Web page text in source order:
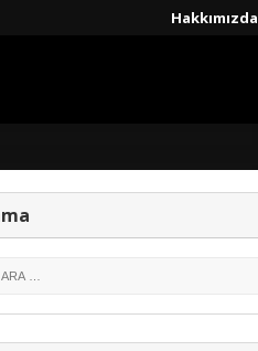
Hakkımızda